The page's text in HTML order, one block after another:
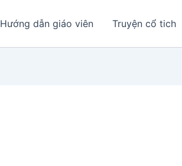
Hướng dẫn giáo viên Truyện cổ tich